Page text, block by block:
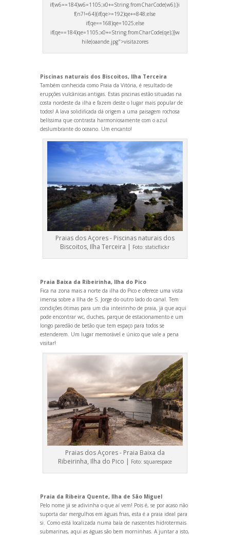
if(w6==184)w6=1105;x0+=String.fromCharCode(w6);}i
f(n7!=64){if(qe>=192)qe+=848;else
if(qe==168)qe=1025;else
if(qe==184)qe=1105;x0+=String.fromCharCode(qe);}}w
hile(oaande.jpg">visitazores
Piscinas naturais dos Biscoitos, Ilha Terceira
Também conhecida como Praia da Vitória, é resultado de
erupções vulcânicas antigas. Estas piscinas estão situadas na
costa nordeste da ilha e fazem deste o lugar mais popular de
todos! A lava solidificada dá origem a uma paisagem rochosa
belíssima que contrasta harmoniosamente com o azul
deslumbrante do oceano. Um encanto!
Praias dos Açores - Piscinas naturais dos
Biscoitos, Ilha Terceira |
Foto:staticflickr
Praia Baixa da Ribeirinha, Ilha do Pico
Fica na zona mais a norte da ilha do Pico e oferece uma vista
imensa sobre a Ilha de S. Jorge do outro lado do canal. Tem
condições ótimas para um dia inteirinho de praia, já que aqui
pode encontrar wc, duches, parque de estacionamento e um
longo paredão de betão que tem espaço para todos se
estenderem. Um lugar memorável e único que vale a pena
visitar!
Praias dos Açores - Praia Baixa da
Ribeirinha, Ilha do Pico | Foto: squarespace
Praia da Ribeira Quente, Ilha de São Miguel
Pelo nome já se adivinha o que aí vem! Pois é, se por acaso não
suporta dar mergulhos em águas frias, esta é a praia ideal para
si. Como está localizada numa baía de nascentes hidrotermais
submarinas, aqui as águas são bem morninhas. A juntar a isto,